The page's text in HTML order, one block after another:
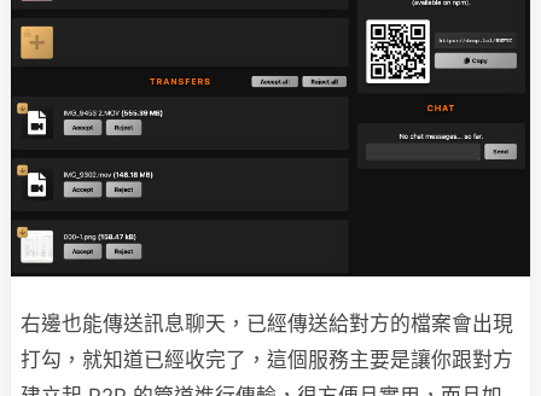
右邊也能傳送訊息聊天，已經傳送給對方的檔案會出現
打勾，就知道已經收完了，這個服務主要是讓你跟對方